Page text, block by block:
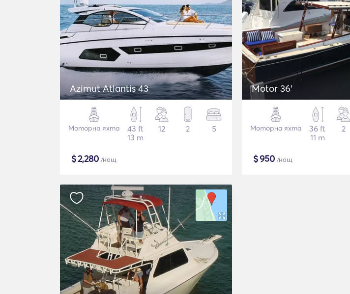
Azimut Atlantis 43
Моторна яхта
43 ft
13 m
12 2 5
$2,280 /нощ
Motor 36'
Моторна яхта
36 ft
11 m
2
$950 /нощ